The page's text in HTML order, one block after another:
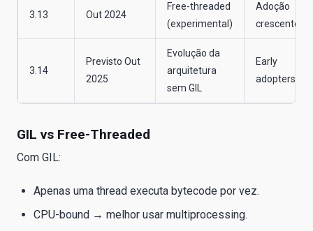
3.13 Out 2024
Free-threaded
(experimental)
Adoção
crescente
3.14
Previsto Out
2025
Evolução da
arquitetura
sem GIL
Early
adopters
GIL vs Free-Threaded
Com GIL:
Apenas uma thread executa bytecode por vez.
CPU-bound → melhor usar multiprocessing.